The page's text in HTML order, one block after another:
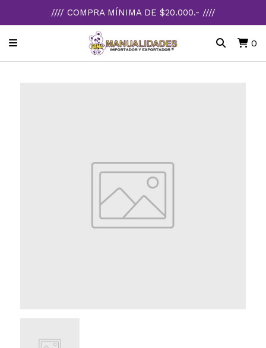
//// COMPRA MÍNIMA DE $20.000.- ////
0